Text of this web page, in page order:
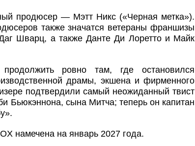
продюсер — Мэтт Никс («Черная метка»).
также значатся ветераны франшизы
Шварц, а также Данте Ди Лоретто и Майк
ровно там, где остановился
драмы, экшена и фирменного
подтвердили самый неожиданный твист
Бьюкэннона, сына Митча; теперь он капитан
намечена на январь 2027 года.